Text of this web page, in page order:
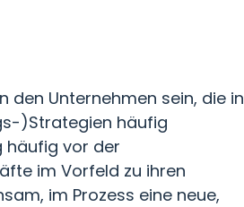
den Unternehmen sein, die in
)Strategien häufig
häufig vor der
im Vorfeld zu ihren
im Prozess eine neue,